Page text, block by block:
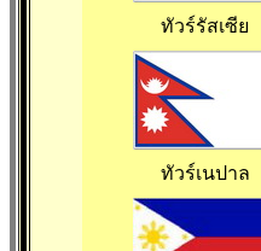
ทัวร์รัสเซีย
ทัวร์เนปาล